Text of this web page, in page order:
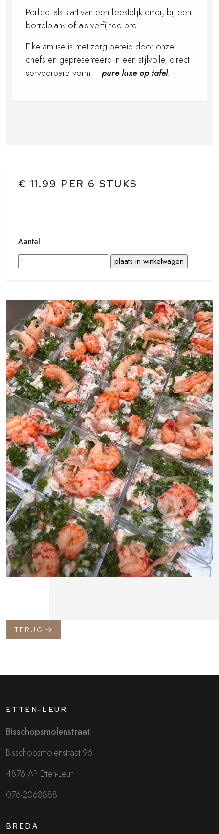
Perfect als start van een feestelijk diner, bij een
borrelplank of als verfijnde bite.
Elke amuse is met zorg bereid door onze
chefs en gepresenteerd in een stijlvolle, direct
serveerbare vorm – pure luxe op tafel.
€ 11.99 PER 6 STUKS
Aantal
TERUG
ETTEN-LEUR
Bisschopsmolenstraat
Bisschopsmolenstraat 96
4876 AP Etten-Leur
076-2068888
BREDA